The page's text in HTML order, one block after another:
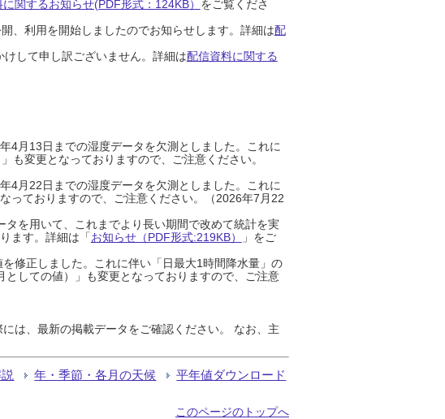
関するお知らせ(PDF形式：124KB） をご覧くださ
、利用を開始しましたのでお知らせします。詳細は配
して申し訳ございません。詳細は配信資料に関する
4月13日までの湿度データを欠測としました。これに
も変更となっておりますので、ご注意ください。
4月22日までの湿度データを欠測としました。これに
っておりますので、ご注意ください。（2026年7月22
を用いて、これまでより長い期間で改めて統計を実
ます。詳細は「お知らせ（PDF形式:219KB）
」をご
修正しました。これに伴い「日最大1時間降水量」の
しての値）」も変更となっておりますので、ご注意
は、最新の掲載データをご確認ください。 なお、主
年・季節・各月の天候 平年値ダウンロード
このページのトップへ